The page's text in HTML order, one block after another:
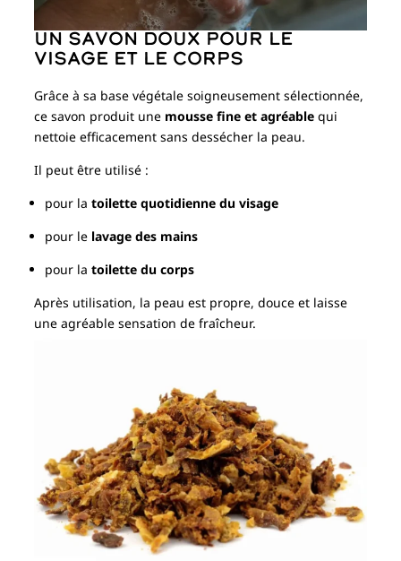
Un savon doux pour le
visage et le corps
Grâce à sa base végétale soigneusement sélectionnée,
ce savon produit une mousse fine et agréable qui
nettoie efficacement sans dessécher la peau.
Il peut être utilisé :
pour la toilette quotidienne du visage
pour le lavage des mains
pour la toilette du corps
Après utilisation, la peau est propre, douce et laisse
une agréable sensation de fraîcheur.